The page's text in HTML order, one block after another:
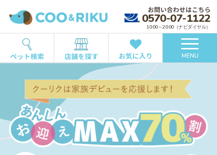
お問い合わせはこちら
0570-07-1122
10:00～20:00（ナビダイヤル）
ペット検索 店舗を探す お気に入り MENU